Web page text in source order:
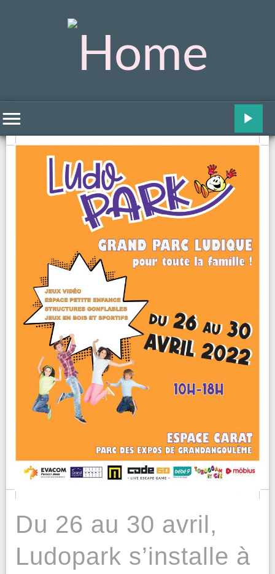
Du 26 au 30 avril,
Ludopark s’installe à